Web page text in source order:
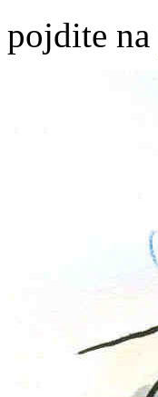
pojdite na